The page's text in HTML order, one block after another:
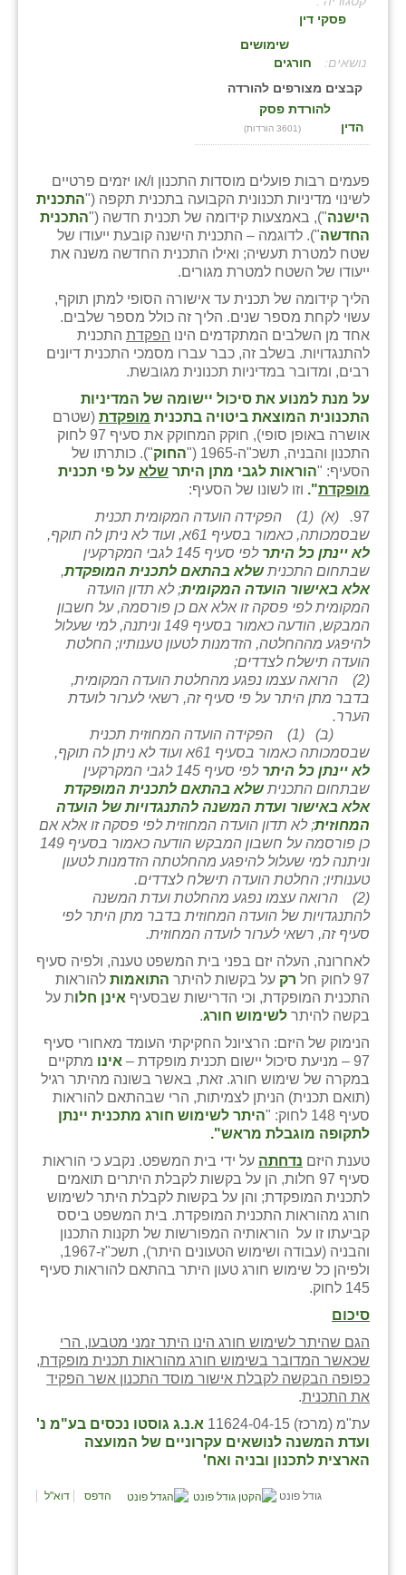
פסקי דין
:
שימושים
חורגים
קבצים מצורפים להורדה
להורדת פסק
הדין
(3601 הורדות)
פעמים רבות פועלים מוסדות התכנון ו/או יזמים פרטיים
לשינוי מדיניות תכנונית הקבועה בתכנית תקפה ("התכנית
הישנה"), באמצעות קידומה של תכנית חדשה ("התכנית
החדשה"). לדוגמה – התכנית הישנה קובעת ייעודו של
שטח למטרת תעשיה; ואילו התכנית החדשה משנה את
ייעודו של השטח למטרת מגורים.
הליך קידומה של תכנית עד אישורה הסופי למתן תוקף,
עשוי לקחת מספר שנים. הליך זה כולל מספר שלבים.
אחד מן השלבים המתקדמים הינו הפקדת התכנית
להתנגדויות. בשלב זה, כבר עברו מסמכי התכנית דיונים
רבים, ומדובר במדיניות תכנונית מגובשת.
על מנת למנוע את סיכול יישומה של המדיניות
התכנונית המוצאת ביטויה בתכנית מופקדת (שטרם
אושרה באופן סופי), חוקק המחוקק את סעיף 97 לחוק
התכנון והבניה, תשכ"ה-1965 ("
החוק"). כותרתו של
הסעיף: "הוראות לגבי מתן היתר שלא על פי תכנית
מופקדת". וזו לשונו של הסעיף:
97
. (א) (1) הפקידה הועדה המקומית תכנית
שבסמכותה, כאמור בסעיף 61א, ועוד לא ניתן לה תוקף,
לא יינתן כל היתר
לפי סעיף 145 לגבי המקרקעין
שבתחום התכניתשלא בהתאם לתכנית המופקדת,
אלא באישור הועדה המקומית; לא תדון הועדה
המקומית לפי פסקה זו אלא אם כן פורסמה, על חשבון
המבקש, הודעה כאמור בסעיף 149 וניתנה, למי שעלול
להיפגע מההחלטה, הזדמנות לטעון טענותיו; החלטת
הועדה תישלח לצדדים;
(2) הרואה עצמו נפגע מהחלטת הועדה המקומית,
בדבר מתן היתר על פי סעיף זה, רשאי לערור לועדת
הערר.
(ב) (1) הפקידה הועדה המחוזית תכנית
שבסמכותה כאמור בסעיף 61א ועוד לא ניתן לה תוקף,
לא יינתן כל היתר
לפי סעיף 145 לגבי המקרקעין
שבתחום התכניתשלא בהתאם לתכנית המופקדת
אלא באישור ועדת המשנה להתנגדויות של הועדה
המחוזית; לא תדון הועדה המחוזית לפי פסקה זו אלא אם
כן פורסמה על חשבון המבקש הודעה כאמור בסעיף 149
וניתנה למי שעלול להיפגע מהחלטתה הזדמנות לטעון
טענותיו; החלטת הועדה תישלח לצדדים.
(2) הרואה עצמו נפגע מהחלטת ועדת המשנה
להתנגדויות של הועדה המחוזית בדבר מתן היתר לפי
סעיף זה, רשאי לערור לועדה המחוזית.
לאחרונה, העלה יזם בפני בית המשפט טענה, ולפיה סעיף
97 לחוק חל
רק על בקשות להיתר התואמות להוראות
התכנית המופקדת, וכי הדרישות שבסעיף אינן חלות על
בקשה להיתר לשימוש חורג.
הנימוק של היזם: הרציונל החקיקתי העומד מאחורי סעיף
97 – מניעת סיכול יישום תכנית מופקדת –
אינו מתקיים
במקרה של שימוש חורג. זאת, באשר בשונה מהיתר רגיל
(תואם תכנית) הניתן לצמיתות, הרי שבהתאם להוראות
סעיף 148 לחוק: "
היתר לשימוש חורג מתכנית יינתן
לתקופה מוגבלת מראש".
טענת היזם נדחתה על ידי בית המשפט. נקבע כי הוראות
סעיף 97 חלות, הן על בקשות לקבלת היתרים תואמים
לתכנית המופקדת; והן על בקשות לקבלת היתר לשימוש
חורג מהוראות התכנית המופקדת. בית המשפט ביסס
קביעתו זו על הוראותיה המפורשות של תקנות התכנון
והבניה (עבודה ושימוש הטעונים היתר), תשכ"ז-1967,
ולפיהן כל שימוש חורג טעון היתר בהתאם להוראות סעיף
145 לחוק.
סיכום
הגם שהיתר לשימוש חורג הינו היתר זמני מטבעו, הרי
שכאשר המדובר בשימוש חורג מהוראות תכנית מופקדת,
כפופה הבקשה לקבלת אישור מוסד התכנון אשר הפקיד
את התכנית.
עת"מ (מרכז) 11624-04-15
א.נ.ג גוסטו נכסים בע"מ נ'
ועדת המשנה לנושאים עקרוניים של המועצה
הארצית לתכנון ובניה ואח'
גודל פונט הדפס דוא"ל
בני ציון
בצרה
בקעות
ֿגבעת שפירא
גן השומרון
גני עם
גני יהודה
גנות
ורד יריחו
זוהר
הדר עם
חבצלת השרון
חמרה
חרב לאת
יבול (מורג)
יקנעם
כליל
יד השמונה
כפר אביב
כפר ביאליק
כפר הרי״ף
כפר מישר
כפר מע״ש
כפר מרדכי
כפר סבא (אגרא)
כפר שמריהו
מגשימים
מישר
מכורה
נאות הכיכר
נווה אטי״ב
נהריה (אג״ש)
ניר צבי
עין תמר
עמרים
קורנית